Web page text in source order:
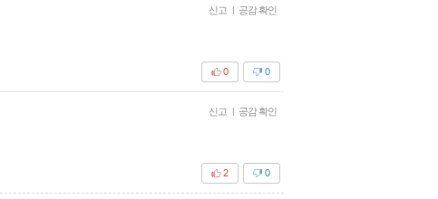
신고 | 공감 확인
0
0
신고 | 공감 확인
0
2